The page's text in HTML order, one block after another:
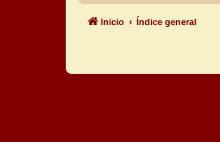
Inicio Índice general